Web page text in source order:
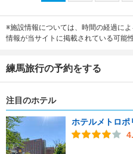
※施設情報については、時間の経過に
情報が当サイトに掲載されている可能
練馬旅行の予約をする
注目のホテル
ホテルメトロポ